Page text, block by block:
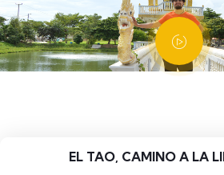
EL TAO, CAMINO A LA